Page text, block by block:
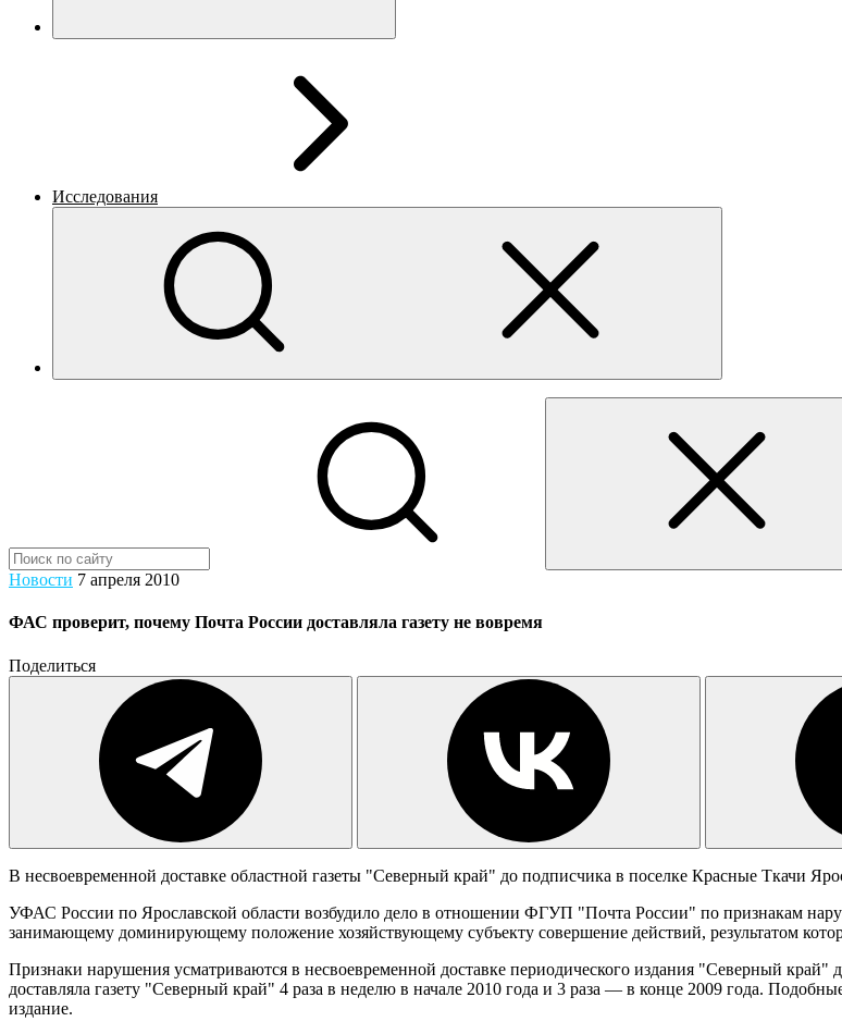
Исследования
Новости 7 апреля 2010
ФАС проверит, почему Почта России доставляла газету не вовремя
Поделиться
В несвоевременной доставке областной газеты "Северный край" до подписчика в поселке Красные Ткачи
УФАС России по Ярославской области возбудило дело в отношении ФГУП "Почта России" по признакам
занимающему доминирующему положение хозяйствующему субъекту совершение действий, результатом
Признаки нарушения усматриваются в несвоевременной доставке периодического издания "Северный
доставляла газету "Северный край" 4 раза в неделю в начале 2010 года и 3 раза — в конце 2009 года.
издание.